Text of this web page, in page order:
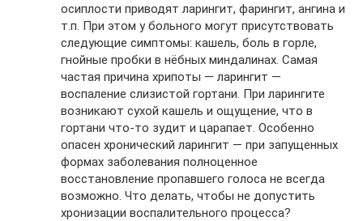
осиплости приводят ларингит, фарингит, ангина и
т.п. При этом у больного могут присутствовать
следующие симптомы: кашель, боль в горле,
гнойные пробки в нёбных миндалинах. Самая
частая причина хрипоты — ларингит —
воспаление слизистой гортани. При ларингите
возникают сухой кашель и ощущение, что в
гортани что-то зудит и царапает. Особенно
опасен хронический ларингит — при запущенных
формах заболевания полноценное
восстановление пропавшего голоса не всегда
возможно. Что делать, чтобы не допустить
хронизации воспалительного процесса?